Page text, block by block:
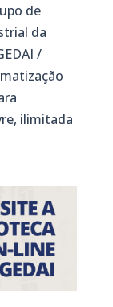
de
da
/
ilimitada